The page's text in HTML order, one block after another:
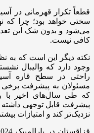
قطعاً تکرار قهرمانی در آسیا
می‌شود و بدون شک این
کافی نیست.
نکته دیگر این است که به
وجود دارد که والیبال
راحتی در سطح قاره
مسئولان به پیشرفت برخی
که طی سال‌های اخیر با
پیشرفت قابل توجهی داشته
نزدیک‌تر کند و امتیازات